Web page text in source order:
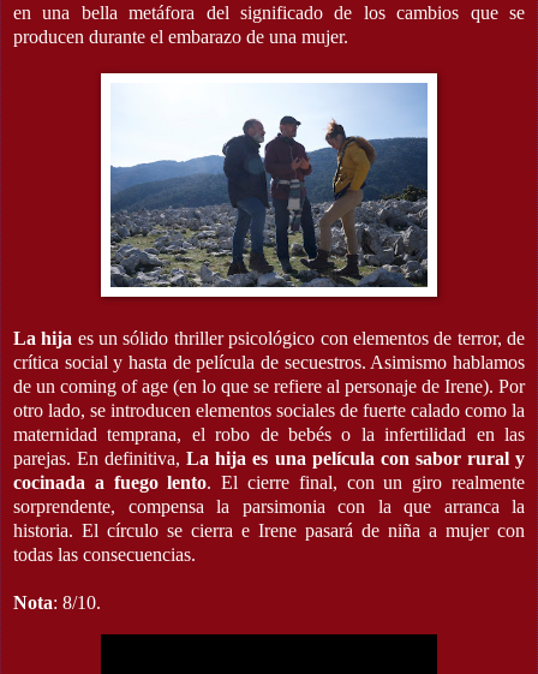
en una bella metáfora del significado de los cambios que se
producen durante el embarazo de una mujer.
La hija es un sólido thriller psicológico con elementos de terror, de
crítica social y hasta de película de secuestros. Asimismo hablamos
de un coming of age (en lo que se refiere al personaje de Irene). Por
otro lado, se introducen elementos sociales de fuerte calado como la
maternidad temprana, el robo de bebés o la infertilidad en las
parejas. En definitiva,La hija es una película con sabor rural y
cocinada a fuego lento. El cierre final, con un giro realmente
sorprendente, compensa la parsimonia con la que arranca la
historia. El círculo se cierra e Irene pasará de niña a mujer con
todas las consecuencias.
Nota: 8/10.